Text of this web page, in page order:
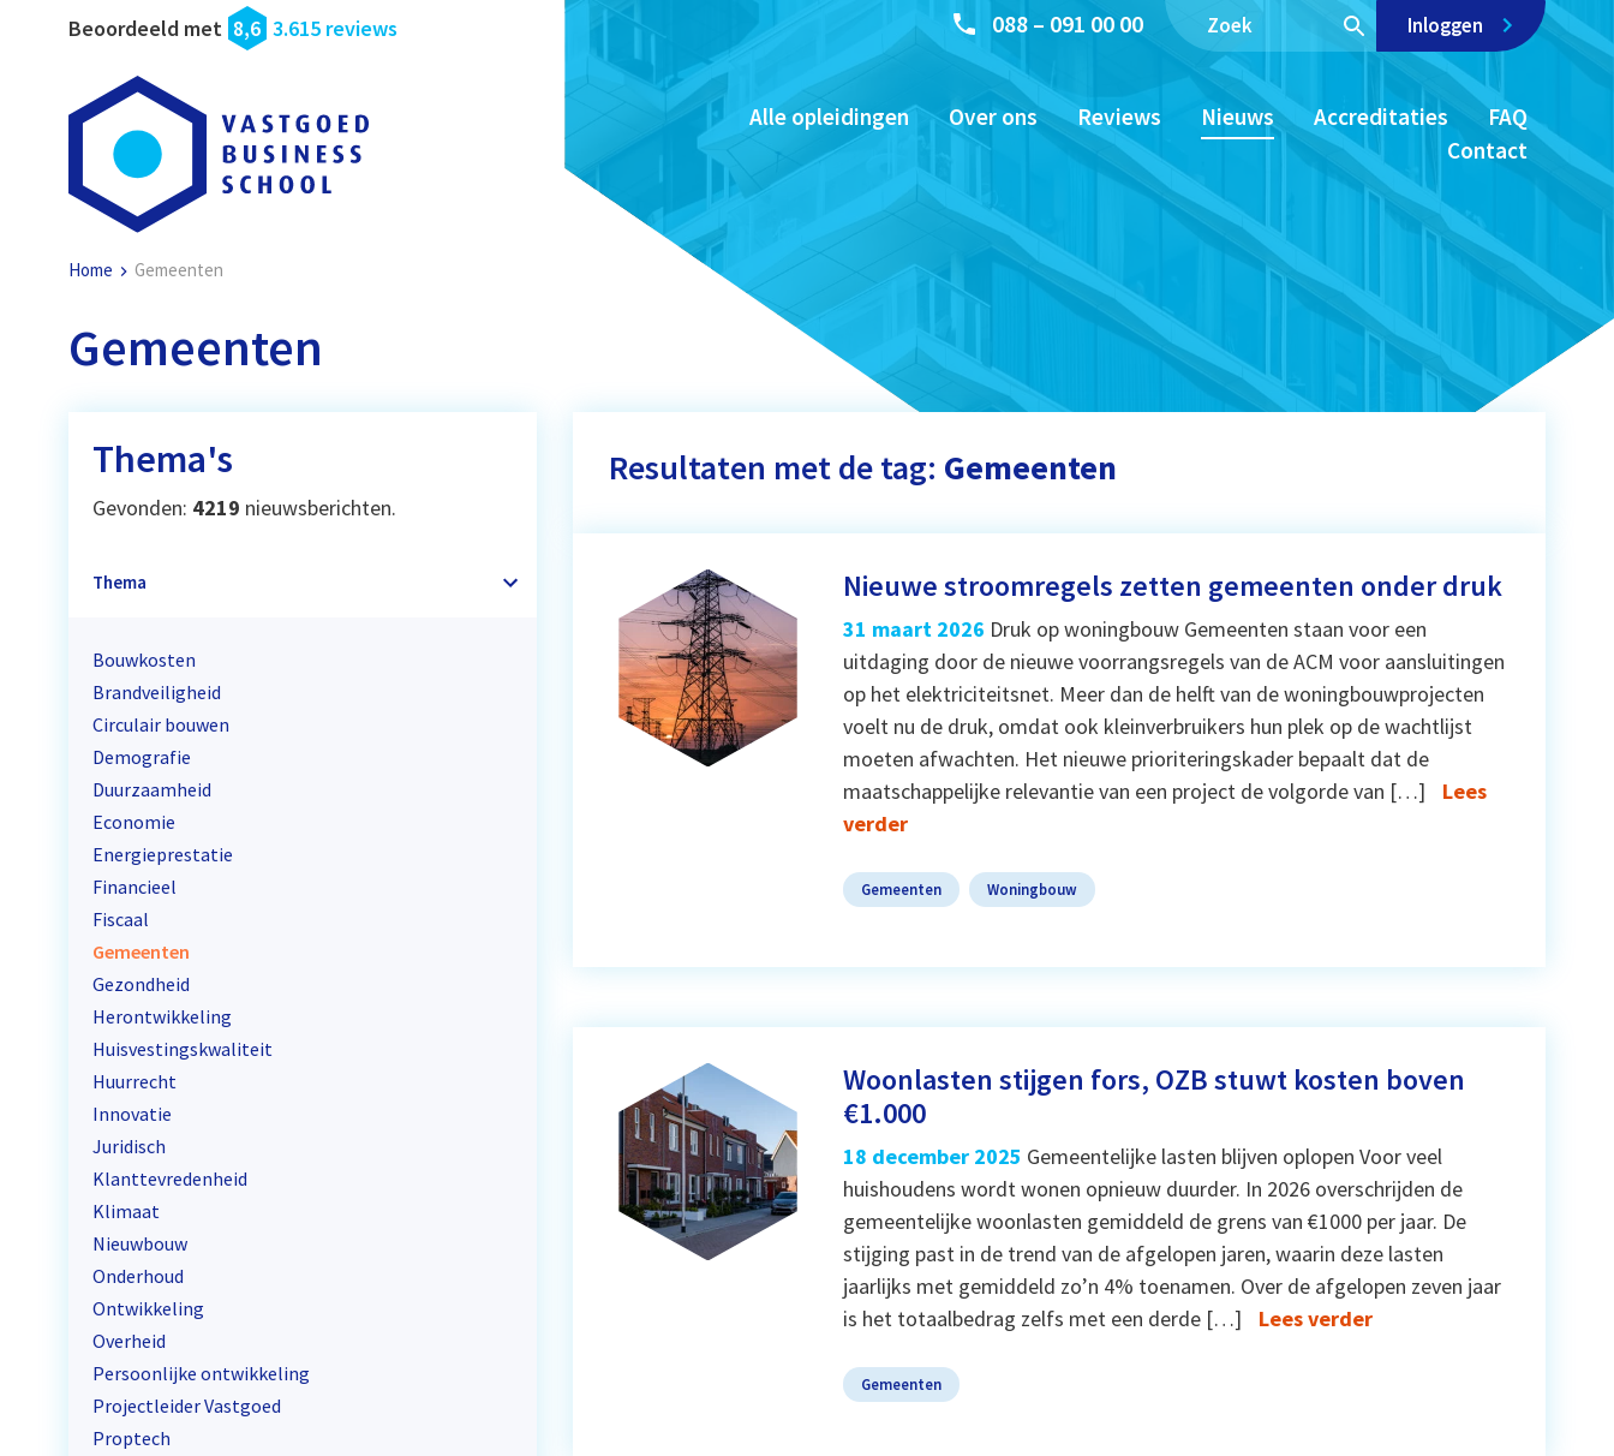
Beoordeeld met 8,6 3.615 reviews 088 – 091 00 00 Inloggen
Alle opleidingen Over ons Reviews Nieuws Accreditaties
FAQ
Contact
Home Gemeenten
Gemeenten
Thema's
Gevonden: 4219 nieuwsberichten.
Thema
Bouwkosten
Brandveiligheid
Circulair bouwen
Demografie
Duurzaamheid
Economie
Energieprestatie
Financieel
Fiscaal
Gemeenten
Gezondheid
Herontwikkeling
Huisvestingskwaliteit
Huurrecht
Innovatie
Juridisch
Klanttevredenheid
Klimaat
Nieuwbouw
Onderhoud
Ontwikkeling
Overheid
Persoonlijke ontwikkeling
Projectleider Vastgoed
Proptech
Resultaten met de tag: Gemeenten
Nieuwe stroomregels zetten gemeenten onder druk
31 maart 2026 Druk op woningbouw Gemeenten staan voor een
uitdaging door de nieuwe voorrangsregels van de ACM voor aansluitingen
op het elektriciteitsnet. Meer dan de helft van de woningbouwprojecten
voelt nu de druk, omdat ook kleinverbruikers hun plek op de wachtlijst
moeten afwachten. Het nieuwe prioriteringskader bepaalt dat de
maatschappelijke relevantie van een project de volgorde van […]
Lees
verder
Gemeenten Woningbouw
Woonlasten stijgen fors, OZB stuwt kosten boven
€1.000
18 december 2025 Gemeentelijke lasten blijven oplopen Voor veel
huishoudens wordt wonen opnieuw duurder. In 2026 overschrijden de
gemeentelijke woonlasten gemiddeld de grens van €1000 per jaar. De
stijging past in de trend van de afgelopen jaren, waarin deze lasten
jaarlijks met gemiddeld zo’n 4% toenamen. Over de afgelopen zeven jaar
is het totaalbedrag zelfs met een derde […]
Lees verder
Gemeenten